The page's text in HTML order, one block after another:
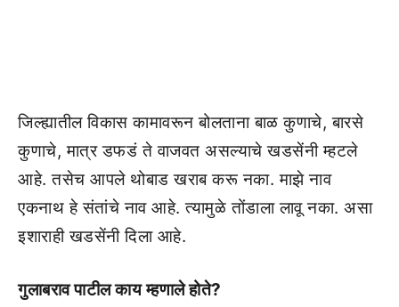
जिल्ह्यातील विकास कामावरून बोलताना बाळ कुणाचे, बारसे
कुणाचे, मात्र डफडं ते वाजवत असल्याचे खडसेंनी म्हटले
आहे. तसेच आपले थोबाड खराब करू नका. माझे नाव
एकनाथ हे संतांचे नाव आहे. त्यामुळे तोंडाला लावू नका. असा
इशाराही खडसेंनी दिला आहे.
गुलाबराव पाटील काय म्हणाले होते?